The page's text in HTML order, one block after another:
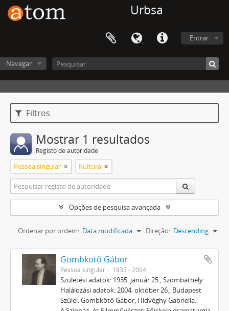
Urbsa
Entrar
Navegar
Filtros
Mostrar 1 resultados
Registo de autoridade
Pessoa singular Kultúra
Opções de pesquisa avançada
Ordenar por ordem: Data modificada Direção: Descending
Gombkötő Gábor
Pessoa singular 1935 - 2004
Születési adatok: 1935. január 25., Szombathely
Halálozási adatok: 2004. október 26., Budapest
Szülei: Gombkötő Gábor, Hídvéghy Gabriella.